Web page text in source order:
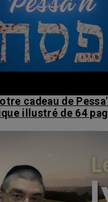
cadeau de
illustré de 64